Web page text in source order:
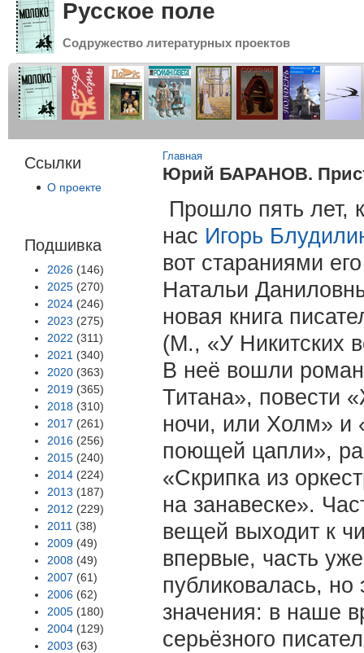
Русское поле
Содружество литературных проектов
Ссылки
О проекте
Подшивка
2026 (146)
2025 (270)
2024 (246)
2023 (275)
2022 (311)
2021 (340)
2020 (363)
2019 (365)
2018 (310)
2017 (261)
2016 (256)
2015 (240)
2014 (224)
2013 (187)
2012 (229)
2011 (38)
2009 (49)
2008 (49)
2007 (61)
2006 (62)
2005 (180)
2004 (129)
2003 (63)
Вы здесь
Главная
Юрий БАРАНОВ.
Прошло пять лет,
нас Игорь
вот стараниями
Натальи
новая книга
(М., «У Никитских
В неё вошли
Титана», повести
ночи, или Холм» и
поющей цапли»,
«Скрипка из
на занавеске».
вещей выходит к
впервые, часть уже
публиковалась, но
значения: в наше
серьёзного